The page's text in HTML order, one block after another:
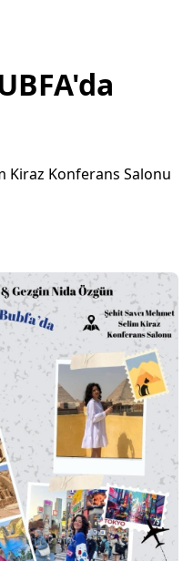
Kiraz Konferans Salonu